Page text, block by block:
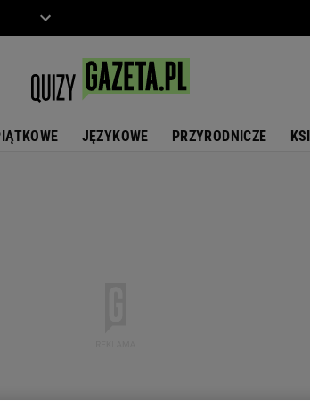
JĘZYKOWE PRZYRODNICZE